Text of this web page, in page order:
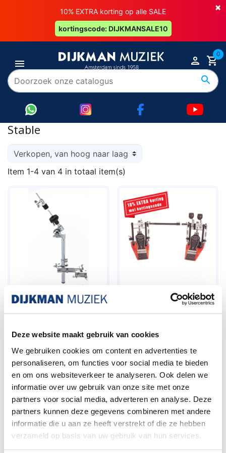
Deze website maakt gebruik van cookies
We gebruiken cookies om content en advertenties te
personaliseren, om functies voor social media te bieden
en om ons websiteverkeer te analyseren. Ook delen we
informatie over uw gebruik van onze site met onze
partners voor social media, adverteren en analyse. Deze
partners kunnen deze gegevens combineren met andere
informatie die u aan ze heeft verstrekt of die ze hebben
verzameld op basis van uw gebruik van hun services.
×
10% EXTRA korting op alle SALE
kortingscode: DIJKMANSALE10
0
Stable
Item 1-4 van 4 in totaal item(s)
Stable STA-HH804
Hihat auxillary with
clamp
Prijs
€ 69,99
Stable PD222A
Dubbelbasesdrum
pedaal
Normale prijs
€ 240,00